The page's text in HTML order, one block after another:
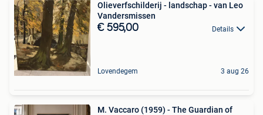
Olieverfschilderij - landschap - van Leo
Vandersmissen
€ 595,00 Details
Lovendegem 3 aug 26
M. Vaccaro (1959) - The Guardian of